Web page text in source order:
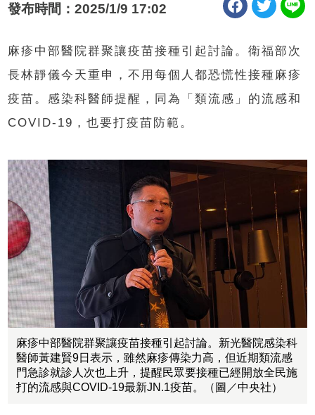
發布時間：2025/1/9 17:02
麻疹中部醫院群聚讓疫苗接種引起討論。衛福部次
長林靜儀今天重申，不用每個人都恐慌性接種麻疹
疫苗。感染科醫師提醒，同為「類流感」的流感和
COVID-19，也要打疫苗防範。
麻疹中部醫院群聚讓疫苗接種引起討論。新光醫院感染科
醫師黃建賢9日表示，雖然麻疹傳染力高，但近期類流感
門急診就診人次也上升，提醒民眾要接種已經開放全民施
打的流感與COVID-19最新JN.1疫苗。（圖／中央社）